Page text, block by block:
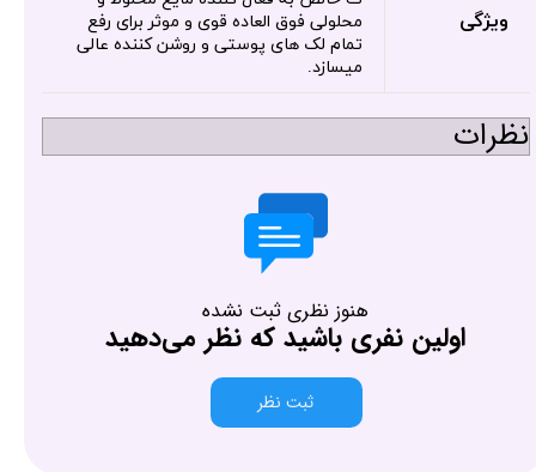
ویژگی
محلولی فوق العاده قوی و موثر برای رفع
تمام لک های پوستی و روشن کننده عالی
میسازد.
نظرات
هنوز نظری ثبت نشده
اولین نفری باشید که نظر می‌دهید
ثبت نظر